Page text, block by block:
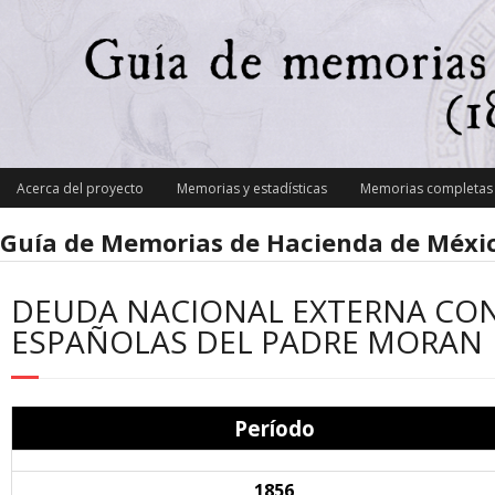
Acerca del proyecto Memorias y estadísticas Memorias
Guía de Memorias de Hacienda de
DEUDA NACIONAL EXTERNA
ESPAÑOLAS DEL PADRE MORAN
Período